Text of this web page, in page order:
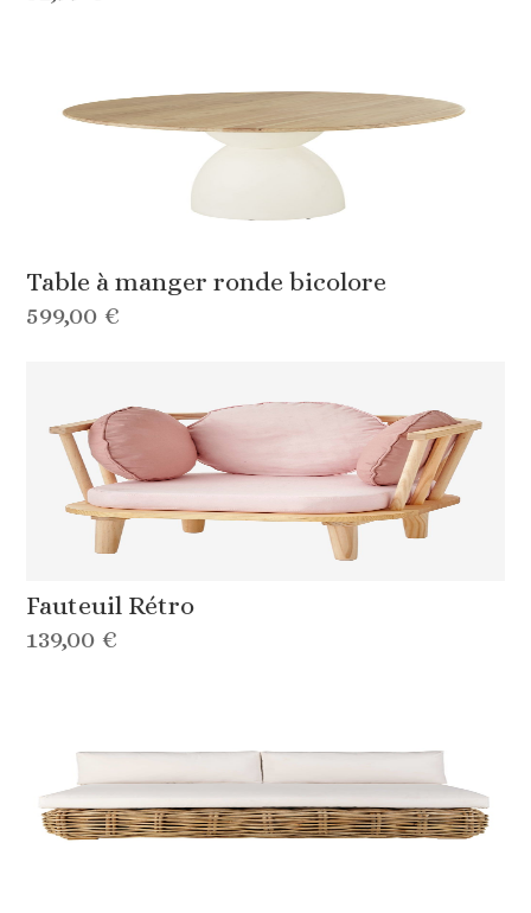
Table à manger ronde bicolore
599,00 €
Fauteuil Rétro
139,00 €